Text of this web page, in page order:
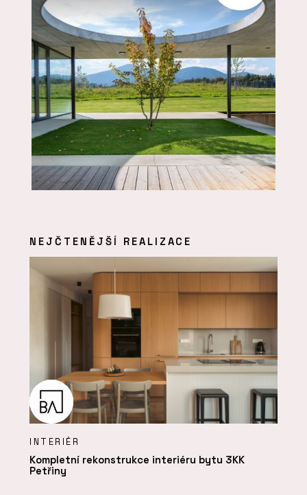
NEJČTENĚJŠÍ REALIZACE
INTERIÉR
Kompletní rekonstrukce interiéru bytu 3KK
Petřiny